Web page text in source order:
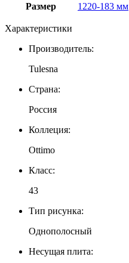
Размер 1220-183 мм
Характеристики
Производитель:
Tulesna
Страна:
Россия
Коллеция:
Ottimo
Класс:
43
Тип рисунка:
Однополосный
Несущая плита: